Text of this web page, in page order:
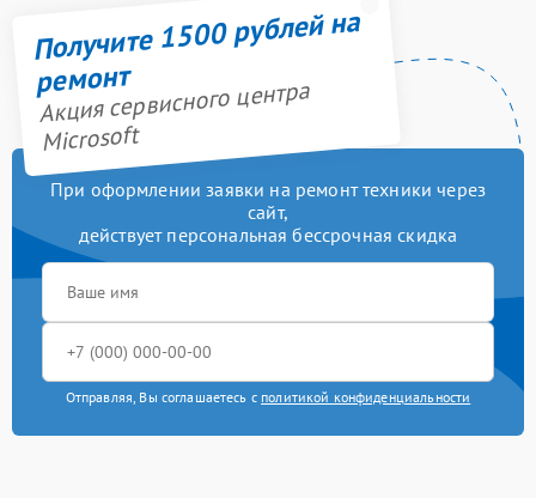
Получите 1500 рублей на
ремонт
Акция сервисного центра
Microsoft
При оформлении заявки на ремонт техники через
сайт,
действует персональная бессрочная скидка
Отправляя, Вы соглашаетесь с политикой конфиденциальности